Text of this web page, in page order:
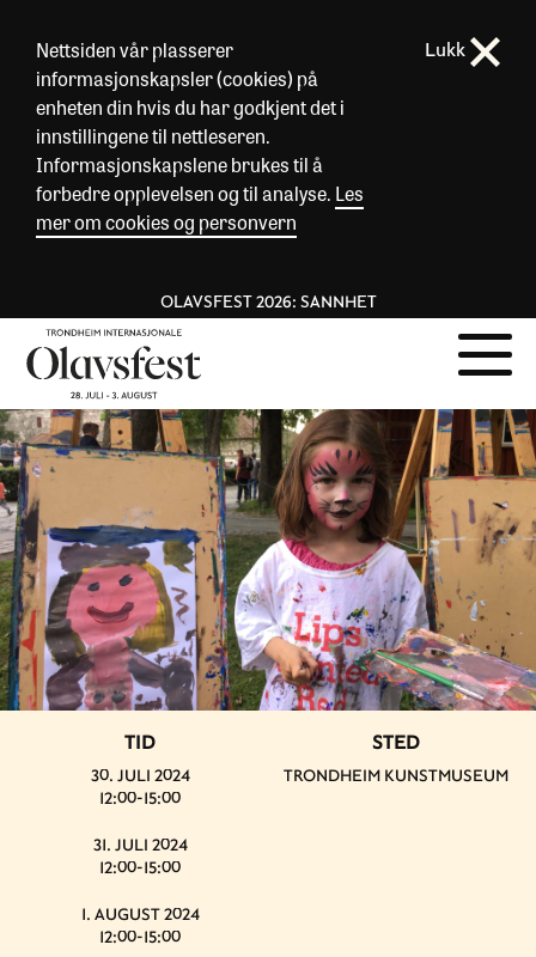
Nettsiden vår plasserer
informasjonskapsler (cookies) på
enheten din hvis du har godkjent det i
innstillingene til nettleseren.
Informasjonskapslene brukes til å
forbedre opplevelsen og til analyse. Les
mer om cookies og personvern
Lukk
OLAVSFEST 2026: SANNHET
TID
30. JULI 2024
12:00-15:00
31. JULI 2024
12:00-15:00
1. AUGUST 2024
12:00-15:00
STED
TRONDHEIM KUNSTMUSEUM